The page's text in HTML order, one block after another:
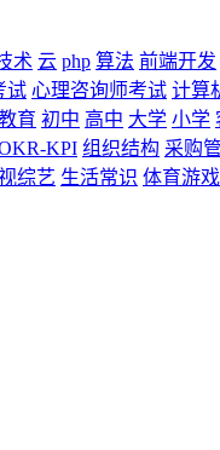
术 云 php 算法 前端开发
试 心理咨询师考试 计算
育 初中 高中 大学 小学
KPI 组织结构 采购
综艺 生活常识 体育游戏